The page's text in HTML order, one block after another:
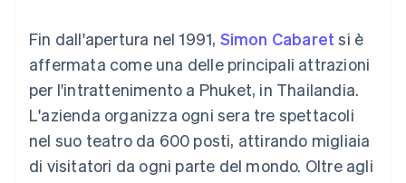
pagamento
Accesso a
oltre 125
Terminal
persona
Authorization
Accettazione
Stripe Sigma
personalizzati
Data Pipeline
dei dati
SaaS
Per settore
Aziende di IA
Creator economy
Offrire addebiti in base
all'utilizzo
garantite da stablecoin
Esegui il provisioning e
gestisci i servizi con gli
agenti
Conferenza annuale
Sessions
Lavora con noi
Sala stampa
Stripe Press
Recapiti
Fin dall'apertura nel 1991, Simon Cabaret si è
affermata come una delle principali attrazioni
per l'intrattenimento a Phuket, in Thailandia.
L'azienda organizza ogni sera tre spettacoli
nel suo teatro da 600 posti, attirando migliaia
di visitatori da ogni parte del mondo. Oltre agli